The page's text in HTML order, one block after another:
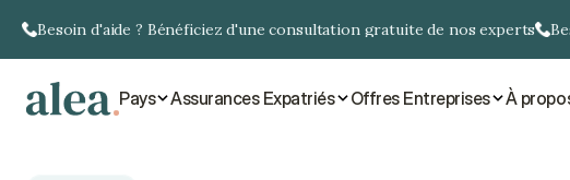
Besoin d'aide ? Bénéficiez d'une consultation gratuite de nos experts
Pays Assurances Expatriés Offres Entreprises À